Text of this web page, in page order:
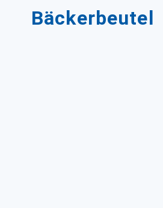
Bäckerbeutel